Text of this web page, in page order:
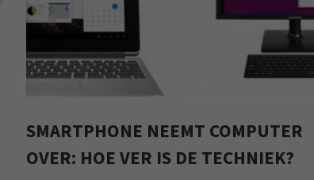
SMARTPHONE NEEMT COMPUTER
OVER: HOE VER IS DE TECHNIEK?